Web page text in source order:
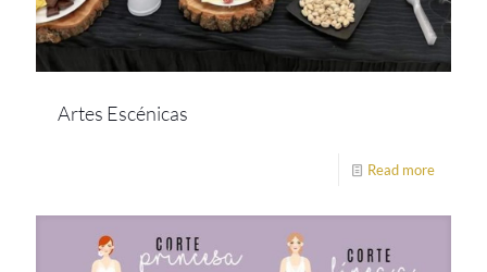
Artes Escénicas
Read more